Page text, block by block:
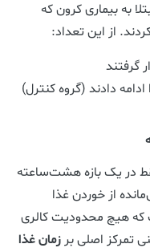
۳۵ بزرگسال مبتلا به بیماری کرون که
از این تعداد:
در یک بازه هشت‌ساعته
۱۶ ساعت باقی‌مانده از خوردن غذا
که هیچ محدودیت کالری
تمرکز اصلی بر زمان غذا